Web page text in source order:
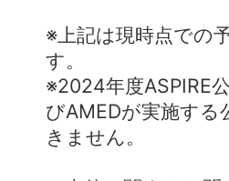
※上記は現時点での
す。
※2024年度ASPIRE
びAMEDが実施する
きません。